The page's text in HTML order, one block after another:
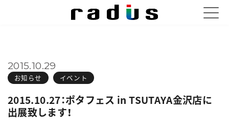
お知らせ イベント
2015.10.29
2015.10.27：ポタフェス in TSUTAYA金沢店に
出展致します！